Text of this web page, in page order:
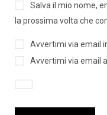
Salva il mio nome,
la prossima volta che
Avvertimi via email
Avvertimi via email